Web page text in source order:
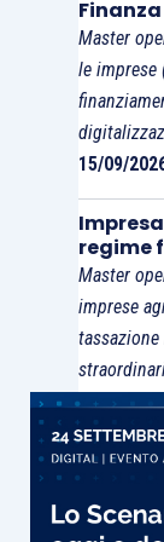
A
comma 3
attuativo,
rilevare
contabilidi
Repubblica
registri
aggiunto;
sono
identificarle”.
Master
le imprese
15/09/
regime
Master
imprese